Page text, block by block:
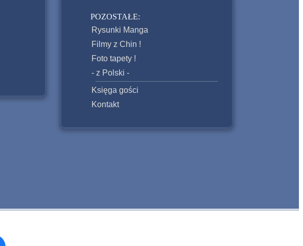
POZOSTAŁE:
Rysunki Manga
Filmy z Chin !
Foto tapety !
- z Polski -
Księga gości
Kontakt